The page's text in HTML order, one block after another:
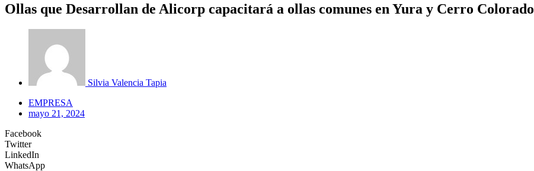
Ollas que Desarrollan de Alicorp capacitará a ollas comunes en Yura y Cerro Colorado
Silvia Valencia Tapia
EMPRESA
mayo 21, 2024
Facebook
Twitter
LinkedIn
WhatsApp